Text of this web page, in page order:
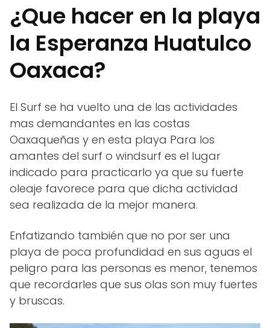
¿Que hacer en la playa
la Esperanza Huatulco
Oaxaca?
El Surf se ha vuelto una de las actividades
mas demandantes en las costas
Oaxaqueñas y en esta playa Para los
amantes del surf o windsurf es el lugar
indicado para practicarlo ya que su fuerte
oleaje favorece para que dicha actividad
sea realizada de la mejor manera.
Enfatizando también que no por ser una
playa de poca profundidad en sus aguas el
peligro para las personas es menor, tenemos
que recordarles que sus olas son muy fuertes
y bruscas.